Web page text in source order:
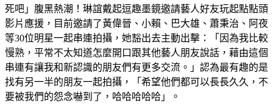
死吧」腹黑熱潮！琳誼戴起逗趣墨鏡邀請藝人好友玩起點點頭
影片應援，目前邀請了黃偉晉、小賴、巴大雄、蕭秉治、阿夜
等30位明星一起串連拍攝，她豁出去主動出擊：「因為我比較
慢熟，平常不太知道怎麼開口跟其他藝人朋友說話，藉由這個
串連有讓我和新認識的朋友們有更多交流。」認為最有趣的是
找有另一半的朋友一起拍攝，「希望他們都可以長長久久，不
要被我們的怨念嚇到了，哈哈哈哈哈」。